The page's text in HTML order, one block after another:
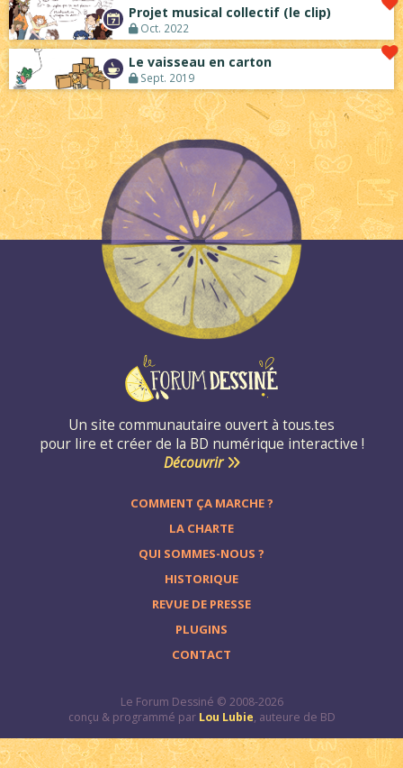
Projet musical collectif (le clip)
Oct. 2022
Le vaisseau en carton
Sept. 2019
Un site communautaire ouvert à tous.tes
pour lire et créer de la BD numérique interactive !
Découvrir
COMMENT ÇA MARCHE ?
LA CHARTE
QUI SOMMES-NOUS ?
HISTORIQUE
REVUE DE PRESSE
PLUGINS
CONTACT
Le Forum Dessiné © 2008-2026
conçu & programmé par Lou Lubie, auteure de BD